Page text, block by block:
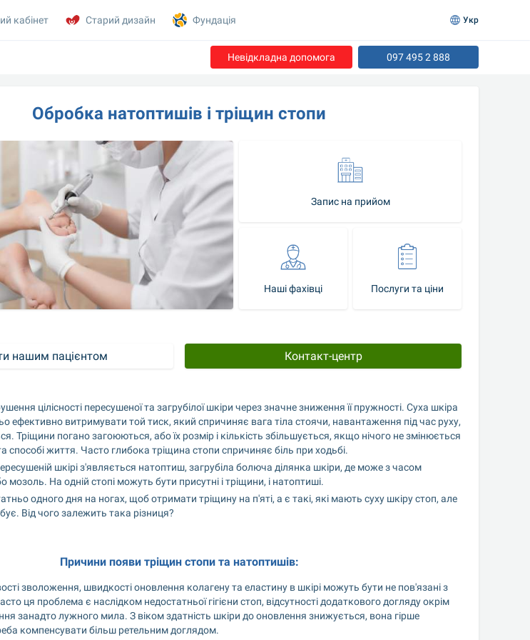
Невідкладна допомога 097 495 2 888
Обробка натоптишів і тріщин стопи
Запис на прийом
Наші фахівці Послуги та ціни
Контакт-центр
цілісності пересушеної та загрубілої шкіри через значне зниження її пружності. Суха шкіра
ефективно витримувати той тиск, який спричиняє вага тіла стоячи, навантаження під час руху,
Тріщини погано загоюються, або їх розмір і кількість збільшується, якщо нічого не змінюється
способі життя. Часто глибока тріщина стопи спричиняє біль при ходьбі.
шкірі з'являється натоптиш, загрубіла болюча ділянка шкіри, де може з часом
мозоль. На одній стопі можуть бути присутні і тріщини, і натоптиші.
одного дня на ногах, щоб отримати тріщину на п'яті, а є такі, які мають суху шкіру стоп, але
Від чого залежить така різниця?
Причини появи тріщин стопи та натоптишів:
зволоження, швидкості оновлення колагену та еластину в шкірі можуть бути не пов'язані з
ця проблема є наслідком недостатньої гігієни стоп, відсутності додаткового догляду окрім
занадто лужного мила. З віком здатність шкіри до оновлення знижується, вона гірше
компенсувати більш ретельним доглядом.
кабінет Старий дизайн Фундація Укр